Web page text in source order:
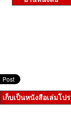
เก็บเป็นหนังสือเล่มโป